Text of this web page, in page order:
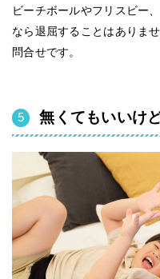
ビーチボールやフリスビー
なら退屈することはありま
問合せです。
無くてもいいけ